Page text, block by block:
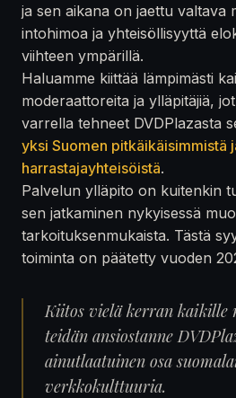
ja sen aikana on jaettu valtava
intohimoa ja yhteisöllisyyttä
viihteen ympärillä.
Haluamme kiittää lämpimästi
moderaattoreita ja ylläpitäjiä,
varrella tehneet DVDPlazasta
yksi Suomen pitkäikäisimmistä
harrastajayhteisöistä.
Palvelun ylläpito on kuitenkin
sen jatkaminen nykyisessä
tarkoituksenmukaista. Tästä
toiminta on päätetty vuoden
Kiitos vielä kerran kaikille
teidän ansiostanne
ainutlaatuinen osa
verkkokulttuuria.